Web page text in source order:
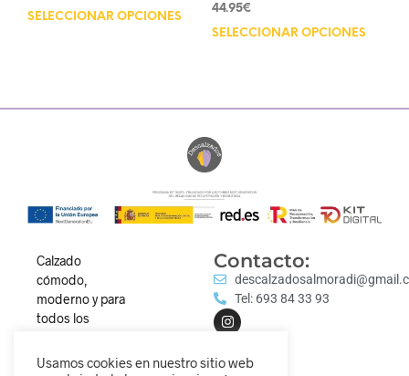
SELECCIONAR OPCIONES
44.95€
SELECCIONAR OPCIONES
Calzado
cómodo,
moderno y para
todos los
Descubre
Contacto:
Tel: 693 84 33 93
Usamos cookies en nuestro sitio web